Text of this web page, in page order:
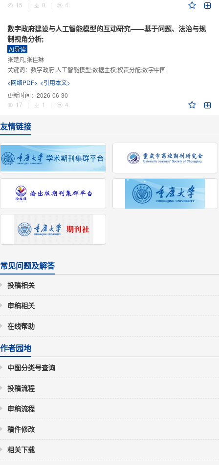
15
| 0 | 4
数字政府建设与人工智能模型的互动研究——基于问题、法治与规
制视角分析;
AI导读
张楚凡,张佳琳
关键词： 数字政府;人工智能模型;数据主权;权责分配;数字中国
<网络PDF> <引用本文>
更新时间： 2026-06-30
17
| 1 | 4
友情链接
常见问题及解答
投稿相关
审稿相关
在线帮助
作者园地
中图分类号查询
投稿流程
审稿流程
稿件修改
相关下载